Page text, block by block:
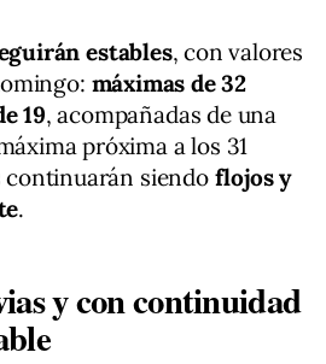
estables, con valores
máximas de 32
19, acompañadas de una
próxima a los 31
continuarán siendo flojos y
.
y con continuidad